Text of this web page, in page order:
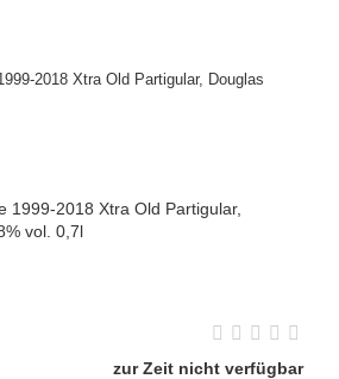
1999-2018 Xtra Old Partigular,
vol. 0,7l
zur Zeit nicht verfügbar